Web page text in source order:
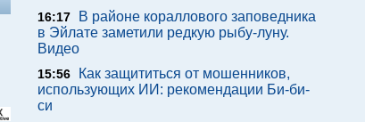
16:17
В районе кораллового заповедника
в Эйлате заметили редкую рыбу-луну.
Видео
15:56
Как защититься от мошенников,
использующих ИИ: рекомендации Би-би-
си